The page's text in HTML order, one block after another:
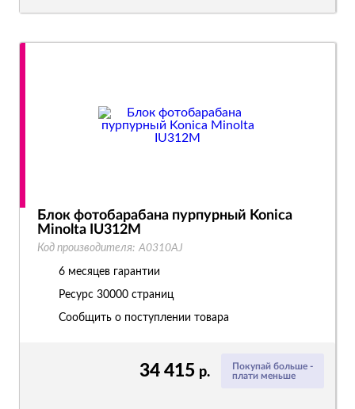
Покупай больше -
плати меньше
34 415 р.
Блок фотобарабана пурпурный Konica
Minolta IU312M
Код производителя: A0310AJ
6 месяцев гарантии
Ресурс 30000 страниц
Сообщить о поступлении товара